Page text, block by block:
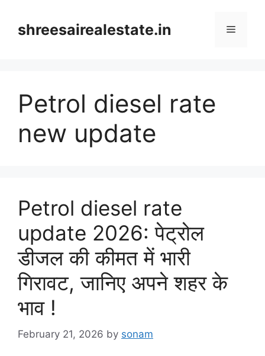
contentshreesairealestate.in Menu
Petrol diesel rate
new update
Petrol diesel rate
update 2026: पेट्रोल
डीजल की कीमत में भारी
गिरावट, जानिए अपने शहर के
भाव !
February 21, 2026 by sonam